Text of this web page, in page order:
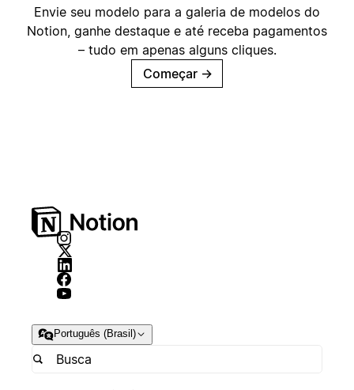
Envie seu modelo para a galeria de modelos do
Notion, ganhe destaque e até receba pagamentos
– tudo em apenas alguns cliques.
Começar →
Português (Brasil)